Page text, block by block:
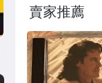
賣家推薦